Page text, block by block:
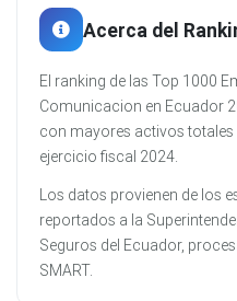
Acerca del
El ranking de las Top 1000
Comunicacion en Ecuador
con mayores activos
ejercicio fiscal 2024.
Los datos provienen de los
reportados a la
Seguros del Ecuador,
SMART.